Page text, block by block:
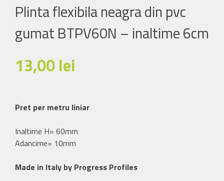
Plinta flexibila neagra din pvc
gumat BTPV60N – inaltime 6cm
13,00lei
Pret per metru liniar
Inaltime H= 60mm
Adancime= 10mm
Made in Italy by Progress Profiles